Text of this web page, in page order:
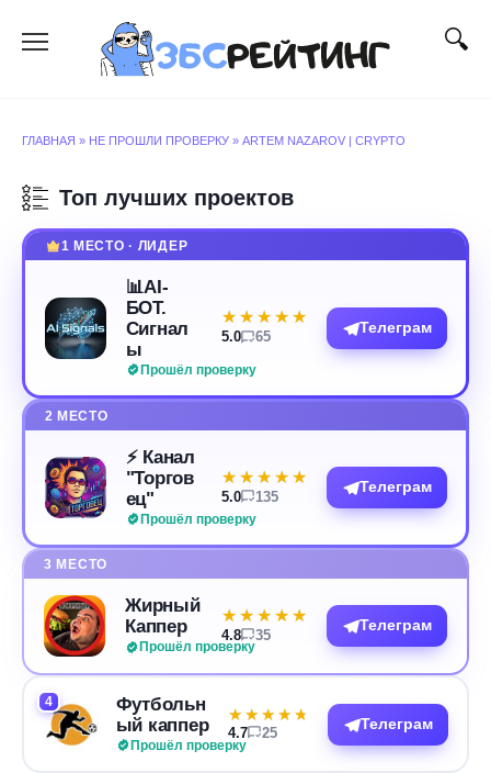
содержанию
ГЛАВНАЯ » НЕ ПРОШЛИ ПРОВЕРКУ » ARTEM NAZAROV | CRYPTO
Топ лучших проектов
1 МЕСТО · ЛИДЕР
📊AI-
БОТ.
Сигнал
ы
Прошёл проверку
★★★★★
★★★★★
5.0 65
Телеграм
2 МЕСТО
⚡️ Канал
"Торгов
ец"
Прошёл проверку
★★★★★
★★★★★
5.0 135
Телеграм
3 МЕСТО
Жирный
Каппер
Прошёл проверку
★★★★★
★★★★★
4.8 35
Телеграм
4
Футбольн
ый каппер
Прошёл проверку
★★★★★
★★★★★
4.7 25
Телеграм